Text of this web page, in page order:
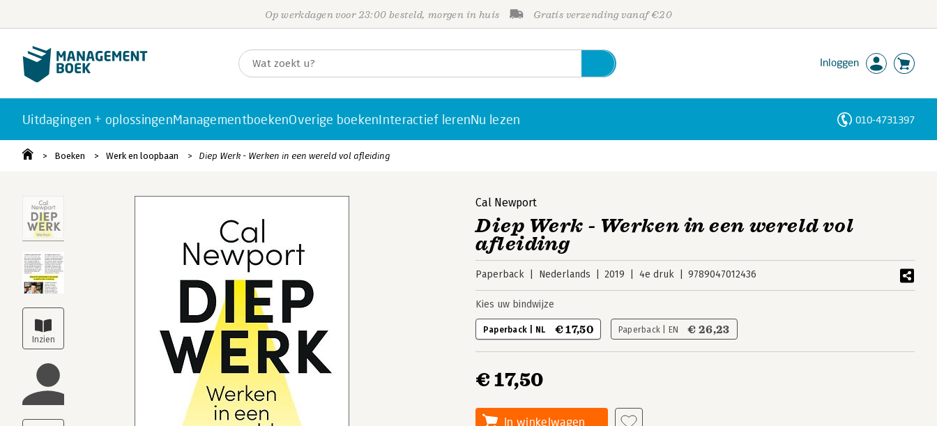
Op werkdagen voor 23:00 besteld, morgen in huis Gratis verzending vanaf €20
Inloggen
Uitdagingen + oplossingenManagementboekenOverige boekenInteractief lerenNu lezen 010-4731397
Boeken Werk en loopbaan Diep Werk - Werken in een wereld vol afleiding
Cal Newport
Diep Werk - Werken in een wereld vol
afleiding
Paperback Nederlands 2019 4e druk 9789047012436
Kies uw bindwijze
Paperback | NL € 17,50 Paperback | EN € 26,23
€ 17,50
In winkelwagen
Personen